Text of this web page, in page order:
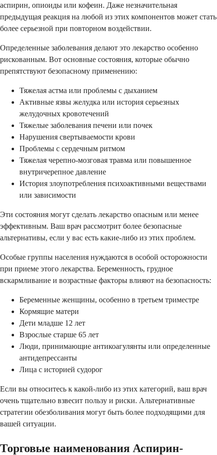
аспирин, опиоиды или кофеин. Даже незначительная
предыдущая реакция на любой из этих компонентов может стать
более серьезной при повторном воздействии.
Определенные заболевания делают это лекарство особенно
рискованным. Вот основные состояния, которые обычно
препятствуют безопасному применению:
Тяжелая астма или проблемы с дыханием
Активные язвы желудка или история серьезных
желудочных кровотечений
Тяжелые заболевания печени или почек
Нарушения свертываемости крови
Проблемы с сердечным ритмом
Тяжелая черепно-мозговая травма или повышенное
внутричерепное давление
История злоупотребления психоактивными веществами
или зависимости
Эти состояния могут сделать лекарство опасным или менее
эффективным. Ваш врач рассмотрит более безопасные
альтернативы, если у вас есть какие-либо из этих проблем.
Особые группы населения нуждаются в особой осторожности
при приеме этого лекарства. Беременность, грудное
вскармливание и возрастные факторы влияют на безопасность:
Беременные женщины, особенно в третьем триместре
Кормящие матери
Дети младше 12 лет
Взрослые старше 65 лет
Люди, принимающие антикоагулянты или определенные
антидепрессанты
Лица с историей судорог
Если вы относитесь к какой-либо из этих категорий, ваш врач
очень тщательно взвесит пользу и риски. Альтернативные
стратегии обезболивания могут быть более подходящими для
вашей ситуации.
Торговые наименования Аспирин-